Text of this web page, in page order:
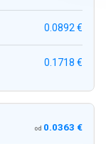
0.0892 €
0.1718 €
od 0.0363 €